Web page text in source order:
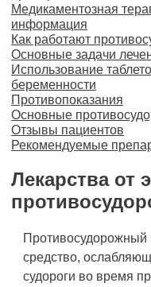
Медикаментозная
информация
Как работают
Основные задачи
Использование
беременности
Противопоказания
Основные
Отзывы пациентов
Рекомендуемые
Лекарства от
Противосудорожный
средство,
судороги во время